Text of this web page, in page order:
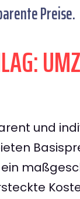
Preise.
und